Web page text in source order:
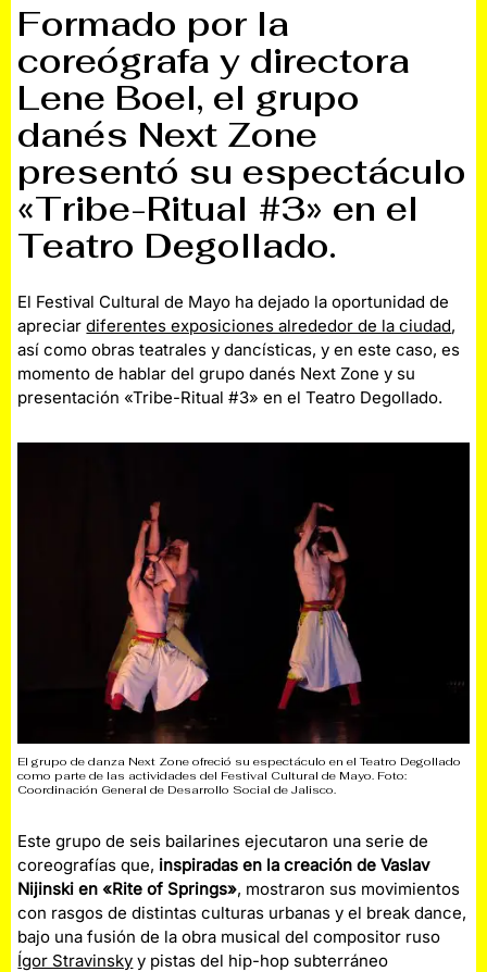
Formado por la
coreógrafa y directora
Lene Boel, el grupo
danés Next Zone
presentó su espectáculo
«Tribe-Ritual #3» en el
Teatro Degollado.
El Festival Cultural de Mayo ha dejado la oportunidad de
apreciardiferentes exposiciones alrededor de la ciudad,
así como obras teatrales y dancísticas, y en este caso, es
momento de hablar del grupo danés Next Zone y su
presentación «Tribe-Ritual #3» en el Teatro Degollado.
El grupo de danza Next Zone ofreció su espectáculo en el Teatro Degollado
como parte de las actividades del Festival Cultural de Mayo. Foto:
Coordinación General de Desarrollo Social de Jalisco.
Este grupo de seis bailarines ejecutaron una serie de
coreografías que, inspiradas en la creación de Vaslav
Nijinski en «Rite of Springs», mostraron sus movimientos
con rasgos de distintas culturas urbanas y el break dance,
bajo una fusión de la obra musical del compositor ruso
Ígor Stravinsky y pistas del hip-hop subterráneo